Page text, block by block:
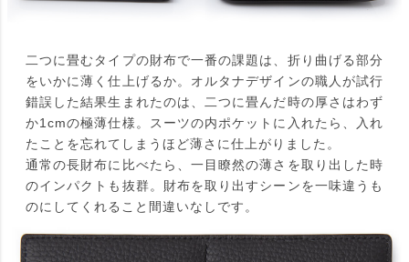
二つに畳むタイプの財布で一番の課題は、折り曲げる部分
をいかに薄く仕上げるか。オルタナデザインの職人が試行
錯誤した結果生まれたのは、二つに畳んだ時の厚さはわず
か1cmの極薄仕様。スーツの内ポケットに入れたら、入れ
たことを忘れてしまうほど薄さに仕上がりました。
通常の長財布に比べたら、一目瞭然の薄さを取り出した時
のインパクトも抜群。財布を取り出すシーンを一味違うも
のにしてくれること間違いなしです。